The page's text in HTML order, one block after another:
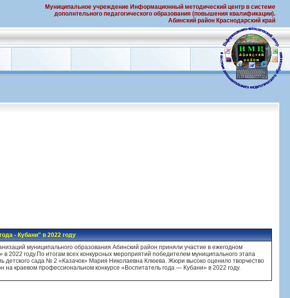
Муниципальное учреждение Информационный методический центр в системе
дополнтельного педагогического образования (повышения квалификации).
Абинский район Краснодарский край
- Кубани" в 2022 году
муниципального образования Абинский район приняли участие в ежегодном
2022 году.По итогам всех конкурсных мероприятий победителем муниципального этапа
детского сада № 2 «Казачок» Мария Николаевна Клюева. Жюри высоко оценило творчество
краевом профессиональном конкурсе «Воспитатель года — Кубани» в 2022 году.